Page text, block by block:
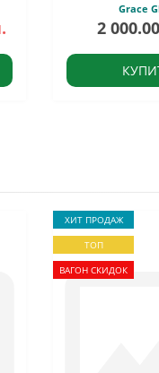
Grace
2
ХИТ ПРОДАЖ
ТОП
ВАГОН СКИДОК